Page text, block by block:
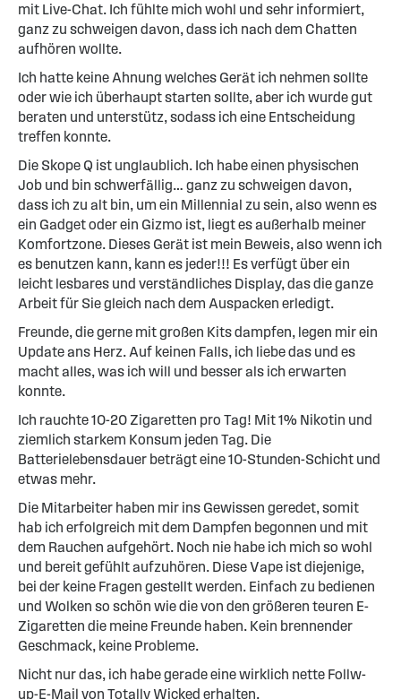
mit Live-Chat. Ich fühlte mich wohl und sehr informiert,
ganz zu schweigen davon, dass ich nach dem Chatten
aufhören wollte.
Ich hatte keine Ahnung welches Gerät ich nehmen sollte
oder wie ich überhaupt starten sollte, aber ich wurde gut
beraten und unterstütz, sodass ich eine Entscheidung
treffen konnte.
Die Skope Q ist unglaublich. Ich habe einen physischen
Job und bin schwerfällig… ganz zu schweigen davon,
dass ich zu alt bin, um ein Millennial zu sein, also wenn es
ein Gadget oder ein Gizmo ist, liegt es außerhalb meiner
Komfortzone. Dieses Gerät ist mein Beweis, also wenn ich
es benutzen kann, kann es jeder!!! Es verfügt über ein
leicht lesbares und verständliches Display, das die ganze
Arbeit für Sie gleich nach dem Auspacken erledigt.
Freunde, die gerne mit großen Kits dampfen, legen mir ein
Update ans Herz. Auf keinen Falls, ich liebe das und es
macht alles, was ich will und besser als ich erwarten
konnte.
Ich rauchte 10-20 Zigaretten pro Tag! Mit 1% Nikotin und
ziemlich starkem Konsum jeden Tag. Die
Batterielebensdauer beträgt eine 10-Stunden-Schicht und
etwas mehr.
Die Mitarbeiter haben mir ins Gewissen geredet, somit
hab ich erfolgreich mit dem Dampfen begonnen und mit
dem Rauchen aufgehört. Noch nie habe ich mich so wohl
und bereit gefühlt aufzuhören. Diese Vape ist diejenige,
bei der keine Fragen gestellt werden. Einfach zu bedienen
und Wolken so schön wie die von den größeren teuren E-
Zigaretten die meine Freunde haben. Kein brennender
Geschmack, keine Probleme.
Nicht nur das, ich habe gerade eine wirklich nette Follw-
up-E-Mail von Totally Wicked erhalten.